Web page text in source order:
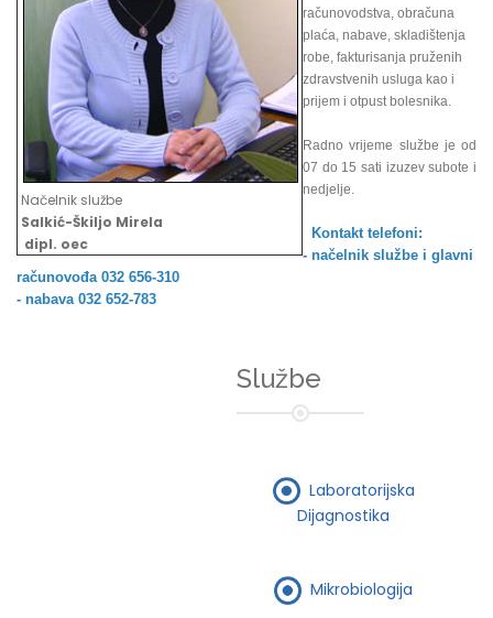
Načelnik službe
Salkić-Škiljo Mirela
dipl. oec
računovodstva, obračuna
plaća, nabave, skladištenja
robe, fakturisanja pruženih
zdravstvenih usluga kao i
prijem i otpust bolesnika.
Radno vrijeme službe je od
07 do 15 sati izuzev subote i
nedjelje.
Kontakt telefoni:
- načelnik službe i glavni
računovođa 032 656-310
- nabava 032 652-783
Službe
Laboratorijska
Dijagnostika
Mikrobiologija